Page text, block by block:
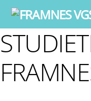
Skip
content